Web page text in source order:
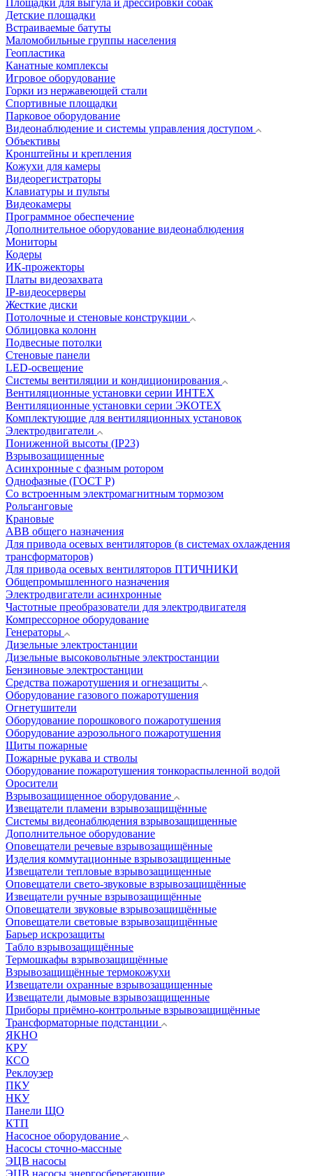
Площадки для выгула и дрессировки собак
Детские площадки
Встраиваемые батуты
Маломобильные группы населения
Геопластика
Канатные комплексы
Игровое оборудование
Горки из нержавеющей стали
Спортивные площадки
Парковое оборудование
Видеонаблюдение и системы управления доступом
Объективы
Кронштейны и крепления
Кожухи для камеры
Видеорегистраторы
Клавиатуры и пульты
Видеокамеры
Программное обеспечение
Дополнительное оборудование видеонаблюдения
Мониторы
Кодеры
ИК-прожекторы
Платы видеозахвата
IP-видеосерверы
Жесткие диски
Потолочные и стеновые конструкции
Облицовка колонн
Подвесные потолки
Стеновые панели
LED-освещение
Системы вентиляции и кондиционирования
Вентиляционные установки серии ИНТЕХ
Вентиляционные установки серии ЭКОТЕХ
Комплектующие для вентиляционных установок
Электродвигатели
Пониженной высоты (IP23)
Взрывозащищенные
Асинхронные с фазным ротором
Однофазные (ГОСТ Р)
Со встроенным электромагнитным тормозом
Рольганговые
Крановые
АВВ общего назначения
Для привода осевых вентиляторов (в системах охлаждения
трансформаторов)
Для привода осевых вентиляторов ПТИЧНИКИ
Общепромышленного назначения
Электродвигатели асинхронные
Частотные преобразователи для электродвигателя
Компрессорное оборудование
Генераторы
Дизельные электростанции
Дизельные высоковольтные электростанции
Бензиновые электростанции
Средства пожаротушения и огнезащиты
Оборудование газового пожаротушения
Огнетушители
Оборудование порошкового пожаротушения
Оборудование аэрозольного пожаротушения
Щиты пожарные
Пожарные рукава и стволы
Оборудование пожаротушения тонкораспыленной водой
Оросители
Взрывозащищенное оборудование
Извещатели пламени взрывозащищённые
Системы видеонаблюдения взрывозащищенные
Дополнительное оборудование
Оповещатели речевые взрывозащищённые
Изделия коммутационные взрывозащищенные
Извещатели тепловые взрывозащищенные
Оповещатели свето-звуковые взрывозащищённые
Извещатели ручные взрывозащищённые
Оповещатели звуковые взрывозащищённые
Оповещатели световые взрывозащищённые
Барьер искрозащиты
Табло взрывозащищённые
Термошкафы взрывозащищённые
Взрывозащищённые термокожухи
Извещатели охранные взрывозащищенные
Извещатели дымовые взрывозащищенные
Приборы приёмно-контрольные взрывозащищённые
Трансформаторные подстанции
ЯКНО
КРУ
КСО
Реклоузер
ПКУ
НКУ
Панели ЩО
КТП
Насосное оборудование
Насосы сточно-массные
ЭЦВ насосы
ЭЦВ насосы энергосберегающие